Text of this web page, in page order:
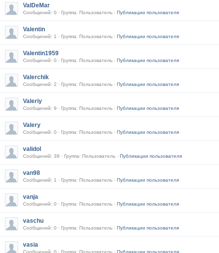
ValDeMar
Сообщений: 0 · Группа: Пользователь · Публикации пользователя
Valentin
Сообщений: 1 · Группа: Пользователь · Публикации пользователя
Valentin1959
Сообщений: 0 · Группа: Пользователь · Публикации пользователя
Valerchik
Сообщений: 2 · Группа: Пользователь · Публикации пользователя
Valeriy
Сообщений: 9 · Группа: Пользователь · Публикации пользователя
Valery
Сообщений: 0 · Группа: Пользователь · Публикации пользователя
validol
Сообщений: 39 · Группа: Пользователь · Публикации пользователя
van98
Сообщений: 1 · Группа: Пользователь · Публикации пользователя
vanja
Сообщений: 0 · Группа: Пользователь · Публикации пользователя
vaschu
Сообщений: 0 · Группа: Пользователь · Публикации пользователя
vasia
Сообщений: 0 · Группа: Пользователь · Публикации пользователя